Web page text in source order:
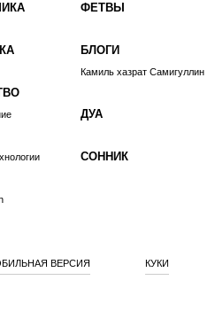
ФЕТВЫ
БЛОГИ
Камиль хазрат Самигуллин
ДУА
СОННИК
ВЕРСИЯ КУКИ